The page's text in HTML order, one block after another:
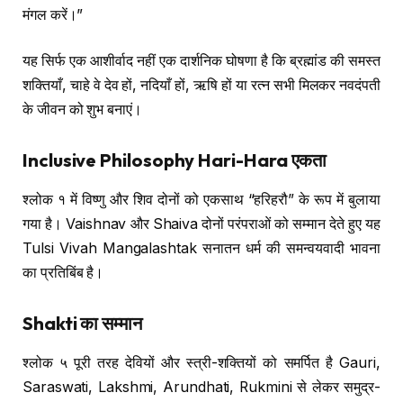
मंगल करें।”
यह सिर्फ एक आशीर्वाद नहीं एक दार्शनिक घोषणा है कि ब्रह्मांड की समस्त
शक्तियाँ, चाहे वे देव हों, नदियाँ हों, ऋषि हों या रत्न सभी मिलकर नवदंपती
के जीवन को शुभ बनाएं।
Inclusive Philosophy Hari-Hara एकता
श्लोक १ में विष्णु और शिव दोनों को एकसाथ “हरिहरौ” के रूप में बुलाया
गया है। Vaishnav और Shaiva दोनों परंपराओं को सम्मान देते हुए यह
Tulsi Vivah Mangalashtak सनातन धर्म की समन्वयवादी भावना
का प्रतिबिंब है।
Shakti का सम्मान
श्लोक ५ पूरी तरह देवियों और स्त्री-शक्तियों को समर्पित है Gauri,
Saraswati, Lakshmi, Arundhati, Rukmini से लेकर समुद्र-